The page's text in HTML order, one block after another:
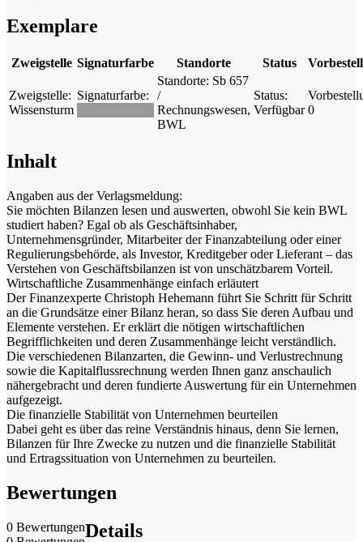
Exemplare
Zweigstelle Signaturfarbe Standorte Status
Zweigstelle:
Wissensturm
Signaturfarbe:
Standorte: Sb 657
/
Rechnungswesen,
BWL
Status:
Verfügbar 0
Inhalt
Angaben aus der Verlagsmeldung:
Sie möchten Bilanzen lesen und auswerten, obwohl Sie kein BWL
studiert haben? Egal ob als Geschäftsinhaber,
Unternehmensgründer, Mitarbeiter der Finanzabteilung oder einer
Regulierungsbehörde, als Investor, Kreditgeber oder Lieferant – das
Verstehen von Geschäftsbilanzen ist von unschätzbarem Vorteil.
Wirtschaftliche Zusammenhänge einfach erläutert
Der Finanzexperte Christoph Hehemann führt Sie Schritt für Schritt
an die Grundsätze einer Bilanz heran, so dass Sie deren Aufbau und
Elemente verstehen. Er erklärt die nötigen wirtschaftlichen
Begrifflichkeiten und deren Zusammenhänge leicht verständlich.
Die verschiedenen Bilanzarten, die Gewinn- und Verlustrechnung
sowie die Kapitalflussrechnung werden Ihnen ganz anschaulich
nähergebracht und deren fundierte Auswertung für ein Unternehmen
aufgezeigt.
Die finanzielle Stabilität von Unternehmen beurteilen
Dabei geht es über das reine Verständnis hinaus, denn Sie lernen,
Bilanzen für Ihre Zwecke zu nutzen und die finanzielle Stabilität
und Ertragssituation von Unternehmen zu beurteilen.
Bewertungen
0 BewertungenDetails